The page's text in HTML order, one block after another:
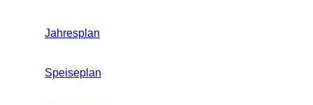
Jahresplan
Speiseplan